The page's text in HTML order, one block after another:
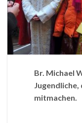
Br. Michael
mitmachen.